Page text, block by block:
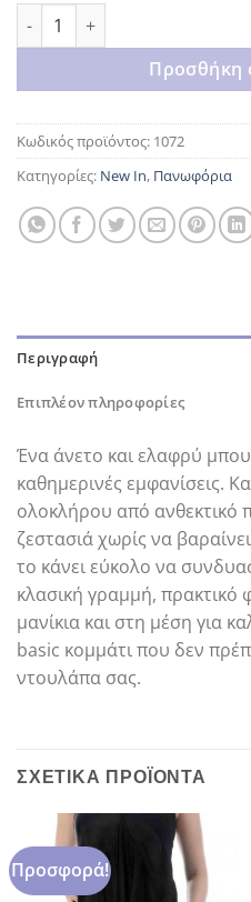
Cocoa glow jacket ποσότητα
Προσθήκη
Κωδικός προϊόντος: 1072
Κατηγορίες: New In, Πανωφόρια
Περιγραφή
Επιπλέον πληροφορίες
Ένα άνετο και ελαφρύ
καθημερινές εμφανίσεις.
ολοκλήρου από ανθεκτικό
ζεστασιά χωρίς να
το κάνει εύκολο να
κλασική γραμμή, πρακτικό
μανίκια και στη μέση για
basic κομμάτι που δεν
ντουλάπα σας.
ΣΧΕΤΙΚΆ ΠΡΟΪΌΝΤΑ
Προσφορά!